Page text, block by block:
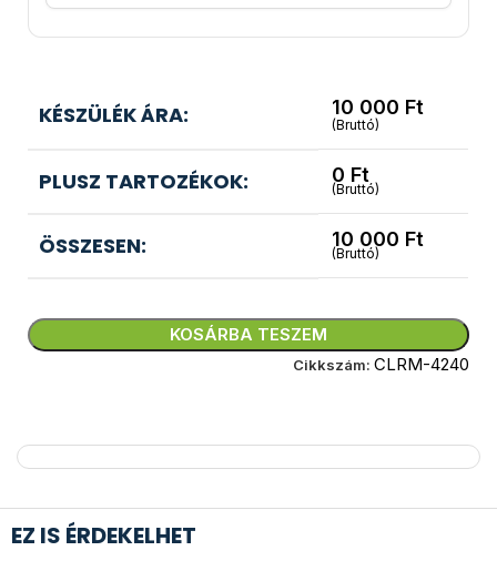
KÉSZÜLÉK ÁRA: 10 000 Ft
(Bruttó)
PLUSZ TARTOZÉKOK: 0 Ft
(Bruttó)
ÖSSZESEN: 10 000 Ft
(Bruttó)
KOSÁRBA TESZEM
Cikkszám: CLRM-4240
EZ IS ÉRDEKELHET